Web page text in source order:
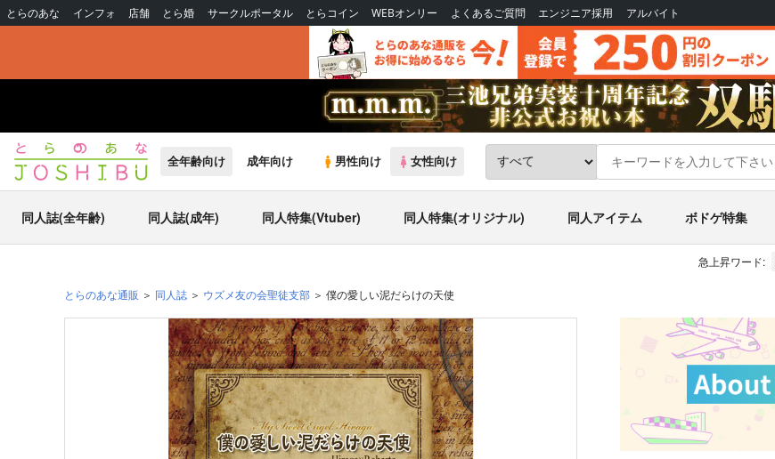
とらのあな インフォ 店舗 とら婚 サークルポータル とらコイン WEBオンリー よくあるご質問 エンジニア採用 アルバイト
全年齢向け 成年向け 男性向け 女性向け
同人誌(全年齢) 同人誌(成年) 同人特集(Vtuber) 同人特集(オリジナル) 同人アイテム ボドゲ特集
急上昇ワード:
とらのあな通販 同人誌 ウズメ友の会聖徒支部 僕の愛しい泥だらけの天使